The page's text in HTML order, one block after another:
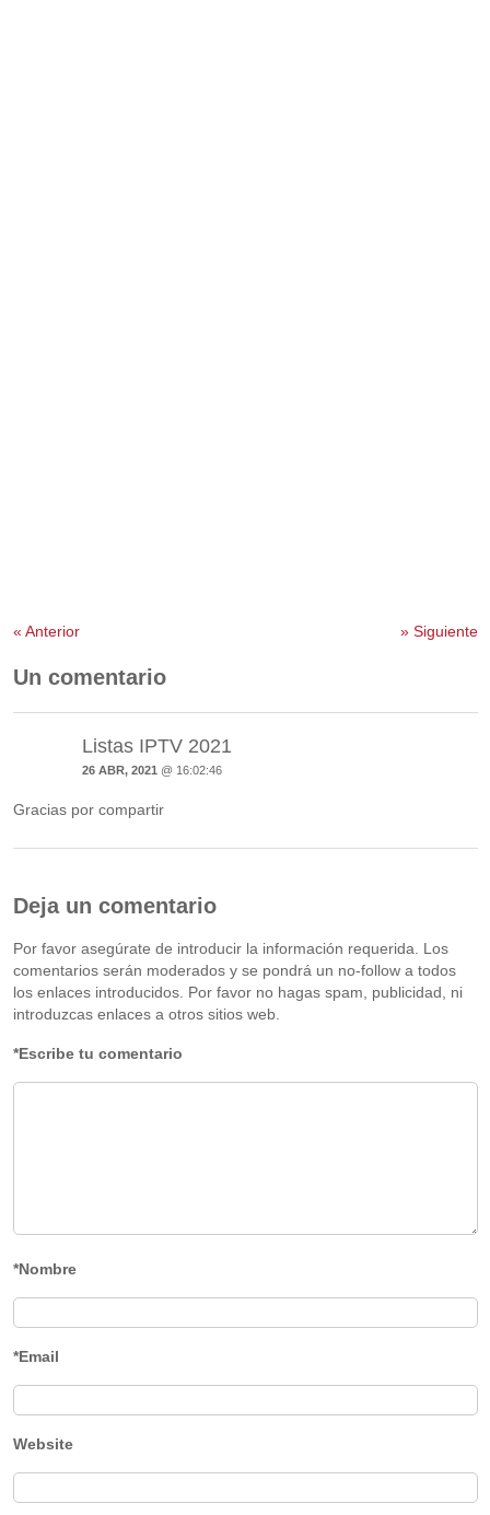
« Anterior »Siguiente
Un comentario
Listas IPTV 2021
26 ABR, 2021 @ 16:02:46
Gracias por compartir
Deja un comentario
Por favor asegúrate de introducir la información requerida. Los
comentarios serán moderados y se pondrá un no-follow a todos
los enlaces introducidos. Por favor no hagas spam, publicidad, ni
introduzcas enlaces a otros sitios web.
*Escribe tu comentario
*Nombre
*Email
Website